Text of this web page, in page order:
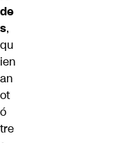
de
s,
qu
ien
an
ot
ó
tre